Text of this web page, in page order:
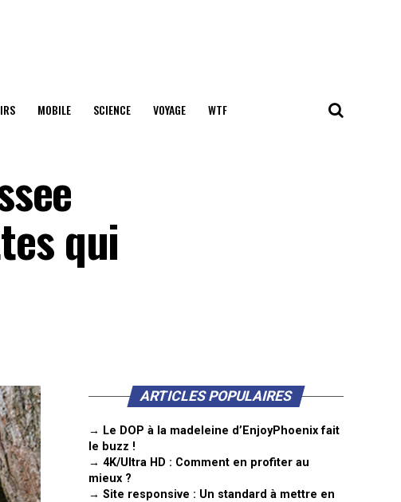
MOBILE SCIENCE VOYAGE WTF
qui
ARTICLES POPULAIRES
→ Le DOP à la madeleine d’EnjoyPhoenix fait
le buzz !
→ 4K/Ultra HD : Comment en profiter au
mieux ?
→ Site responsive : Un standard à mettre en